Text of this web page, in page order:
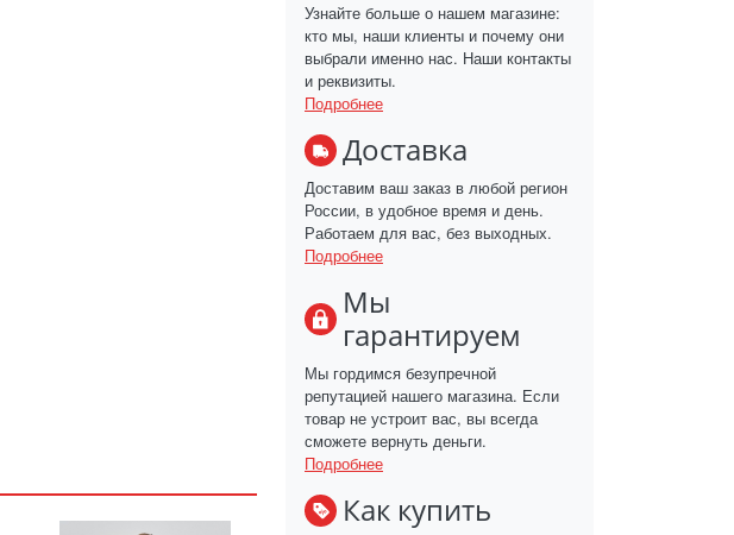
Узнайте больше о нашем магазине:
кто мы, наши клиенты и почему они
выбрали именно нас. Наши контакты
и реквизиты.
Подробнее
Доставка
Доставим ваш заказ в любой регион
России, в удобное время и день.
Работаем для вас, без выходных.
Подробнее
Мы
гарантируем
Мы гордимся безупречной
репутацией нашего магазина. Если
товар не устроит вас, вы всегда
сможете вернуть деньги.
Подробнее
Как купить